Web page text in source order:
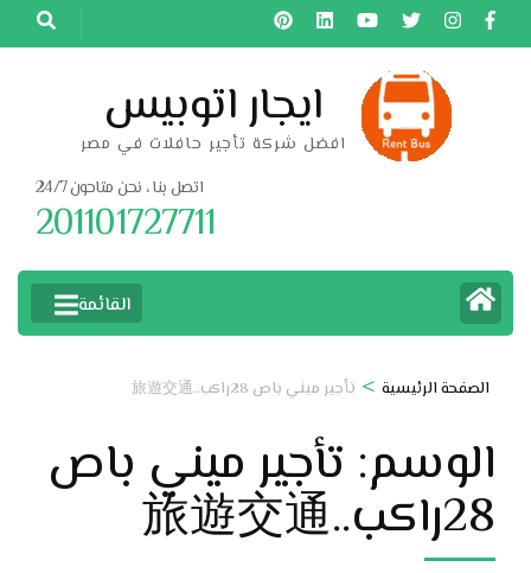
تخطى
إلى
ايجار اتوبيس
افضل شركة تأجير حافلات في مصر
اتصل بنا ، نحن متاحون 24/7
201101727711
القائمة
الصفحة الرئيسية > تأجير ميني باص 28راكب..旅遊交通
الوسم: تأجير ميني باص
28راكب..旅遊交通